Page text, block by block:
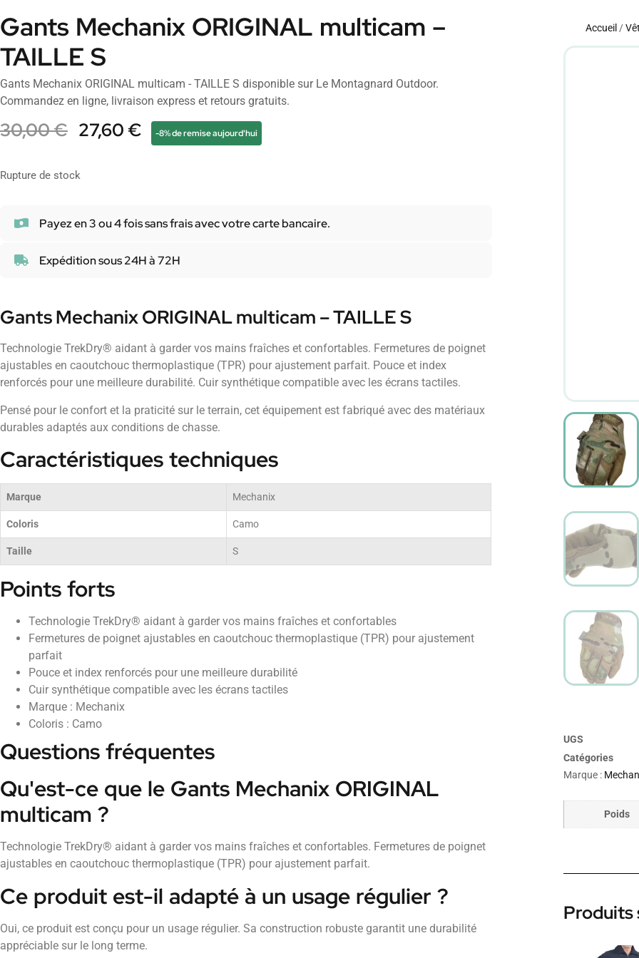
Gants Mechanix ORIGINAL multicam –
TAILLE S
Gants Mechanix ORIGINAL multicam - TAILLE S disponible sur Le Montagnard Outdoor.
Commandez en ligne, livraison express et retours gratuits.
30,00€ 27,60€ -8% de remise aujourd'hui
Rupture de stock
Payez en 3 ou 4 fois sans frais avec votre carte bancaire.
Expédition sous 24H à 72H
Gants Mechanix ORIGINAL multicam – TAILLE S
Technologie TrekDry® aidant à garder vos mains fraîches et confortables. Fermetures de poignet
ajustables en caoutchouc thermoplastique (TPR) pour ajustement parfait. Pouce et index
renforcés pour une meilleure durabilité. Cuir synthétique compatible avec les écrans tactiles.
Pensé pour le confort et la praticité sur le terrain, cet équipement est fabriqué avec des matériaux
durables adaptés aux conditions de chasse.
Caractéristiques techniques
Marque Mechanix
Coloris Camo
Taille S
Points forts
Technologie TrekDry® aidant à garder vos mains fraîches et confortables
Fermetures de poignet ajustables en caoutchouc thermoplastique (TPR) pour ajustement
parfait
Pouce et index renforcés pour une meilleure durabilité
Cuir synthétique compatible avec les écrans tactiles
Marque : Mechanix
Coloris : Camo
Questions fréquentes
Qu'est-ce que le Gants Mechanix ORIGINAL
multicam ?
Technologie TrekDry® aidant à garder vos mains fraîches et confortables. Fermetures de poignet
ajustables en caoutchouc thermoplastique (TPR) pour ajustement parfait.
Ce produit est-il adapté à un usage régulier ?
Oui, ce produit est conçu pour un usage régulier. Sa construction robuste garantit une durabilité
appréciable sur le long terme.
Accueil /
UGS
Catégories
Marque :
Poids
Produits